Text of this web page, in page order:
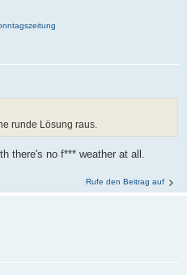
runde Lösung raus.
there's no f*** weather at all.
Rufe den Beitrag auf